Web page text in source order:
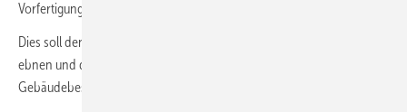
Vorfertigung erzielen.
Dies soll den Weg zu beschleunigten, umfassenden Sanierungen
ebnen und dadurch zur Verbesserung der Energieeffizienz des
Gebäudebestands in Deutschland beitragen.